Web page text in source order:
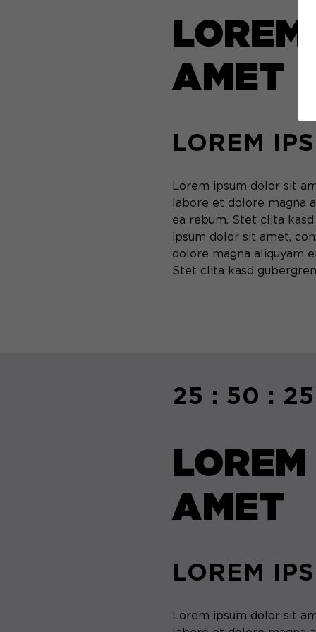
AMET
LOREM
Lorem ipsum dolor sit
labore et dolore magna
ea rebum. Stet clita
ipsum dolor sit amet,
dolore magna aliquyam
Stet clita kasd
25 : 50 : 25
AMET
LOREM
Lorem ipsum dolor sit